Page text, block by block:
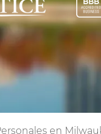
en